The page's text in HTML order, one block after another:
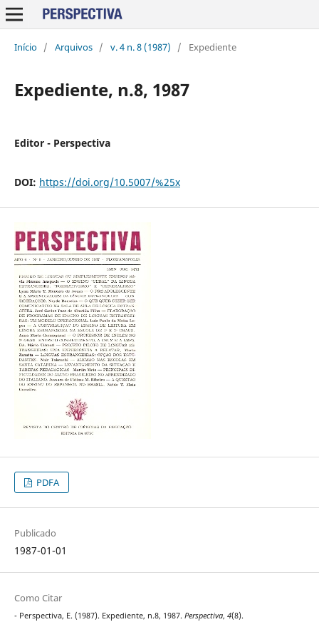
Início / Arquivos / v. 4 n. 8 (1987) / Expediente
Expediente, n.8, 1987
Editor - Perspectiva
DOI: https://doi.org/10.5007/%25x
PDFA
Publicado
1987-01-01
Como Citar
- Perspectiva, E. (1987). Expediente, n.8, 1987. Perspectiva, 4(8).